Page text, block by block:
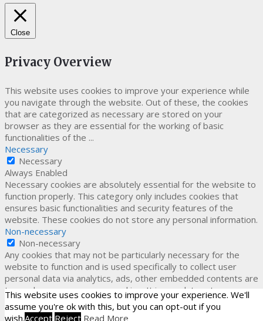
This website uses cookies to improve your experience. We'll
assume you're ok with this, but you can opt-out if you
wish.Accept Reject Read More
Close
Privacy Overview
This website uses cookies to improve your experience while
you navigate through the website. Out of these, the cookies
that are categorized as necessary are stored on your
browser as they are essential for the working of basic
functionalities of the ...
Necessary
Necessary
Always Enabled
Necessary cookies are absolutely essential for the website to
function properly. This category only includes cookies that
ensures basic functionalities and security features of the
website. These cookies do not store any personal information.
Non-necessary
Non-necessary
Any cookies that may not be particularly necessary for the
website to function and is used specifically to collect user
personal data via analytics, ads, other embedded contents are
termed as non-necessary cookies. It is mandatory to procure
user consent prior to running these cookies on your website.
SAVE & ACCEPT